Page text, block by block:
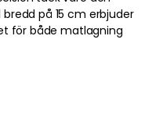
på 15 cm erbjuder
för både matlagning